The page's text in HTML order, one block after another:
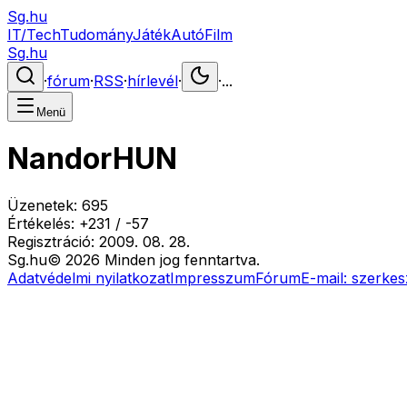
Sg.hu
IT/TechTudományJátékAutóFilm
Sg.hu
·fórum·RSS·hírlevél· ·...
Menü
NandorHUN
Üzenetek: 695
Értékelés: +231 / -57
Regisztráció: 2009. 08. 28.
Sg.hu© 2026 Minden jog fenntartva.
Adatvédelmi nyilatkozatImpresszumFórumE-mail: